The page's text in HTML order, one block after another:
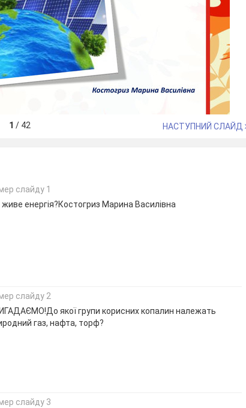
1 / 42 НАСТУПНИЙ СЛАЙД
слайду 1
енергія?Костогриз Марина Василівна
слайду 2
якої групи корисних копалин належать
газ, нафта, торф?
слайду 3